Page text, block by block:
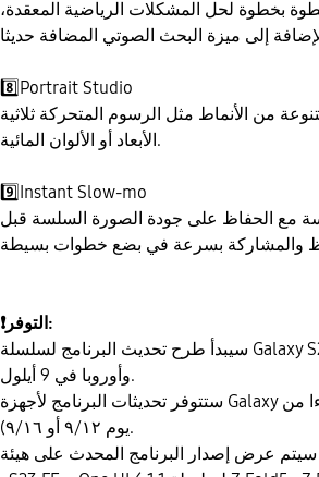
بخطوة لحل المشكلات الرياضية المعقدة،
8️⃣ Portrait Studio
من الأنماط مثل الرسوم المتحركة ثلاثية
الأبعاد أو الألوان المائية.
9️⃣ Instant Slow-mo
مع الحفاظ على جودة الصورة السلسة قبل
❗
التوفر:
سيبدأ طرح تحديث البرنامج لسلسلة Galaxy S24 في كوريا في 5 أيلول، يليه أمريكا الشمالية
وأوروبا في 9 أيلول.
ستتوفر تحديثات البرنامج لأجهزة Galaxy ودول أخرى في الأسابيع المقبلة (متوقع أبتداءا من
يوم ٩/١٢ أو ٩/١٦).
سيتم عرض إصدار البرنامج المحدث على هيئة One UI 6.1 لسلسلة Galaxy S24 وسلسلة S23